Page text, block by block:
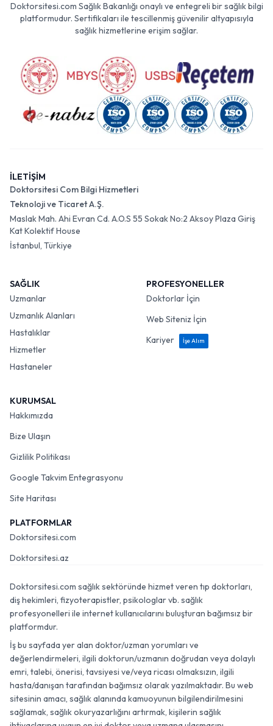
Doktorsitesi.com Sağlık Bakanlığı onaylı ve entegreli bir sağlık bilgi
platformudur. Sertifikaları ile tescillenmiş güvenilir altyapısıyla
sağlık hizmetlerine erişim sağlar.
İLETİŞİM
Doktorsitesi Com Bilgi Hizmetleri
Teknoloji ve Ticaret A.Ş.
Maslak Mah. Ahi Evran Cd. A.O.S 55 Sokak No:2 Aksoy Plaza Giriş
Kat Kolektif House
İstanbul, Türkiye
SAĞLIK
Uzmanlar
Uzmanlık Alanları
Hastalıklar
Hizmetler
Hastaneler
PROFESYONELLER
Doktorlar İçin
Web Siteniz İçin
Kariyer
İşe Alım
KURUMSAL
Hakkımızda
Bize Ulaşın
Gizlilik Politikası
Google Takvim Entegrasyonu
Site Haritası
PLATFORMLAR
Doktorsitesi.com
Doktorsitesi.az
Doktorsitesi.com sağlık sektöründe hizmet veren tıp doktorları,
diş hekimleri, fizyoterapistler, psikologlar vb. sağlık
profesyonelleri ile internet kullanıcılarını buluşturan bağımsız bir
platformdur.
İş bu sayfada yer alan doktor/uzman yorumları ve
değerlendirmeleri, ilgili doktorun/uzmanın doğrudan veya dolaylı
emri, talebi, önerisi, tavsiyesi ve/veya ricası olmaksızın, ilgili
hasta/danışan tarafından bağımsız olarak yazılmaktadır. Bu web
sitesinin amacı, sağlık alanında kamuoyunun bilgilendirilmesini
sağlamak, sağlık okuryazarlığını artırmak, kişilerin sağlık